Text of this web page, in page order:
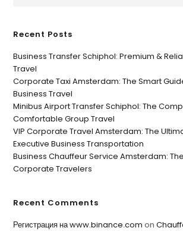
Recent Posts
Business Transfer Schiphol: Premium &
Travel
Corporate Taxi Amsterdam: The Smart
Business Travel
Minibus Airport Transfer Schiphol: The
Comfortable Group Travel
VIP Corporate Travel Amsterdam: The
Executive Business Transportation
Business Chauffeur Service Amsterdam:
Corporate Travelers
Recent Comments
Регистрация на www.binance.com on